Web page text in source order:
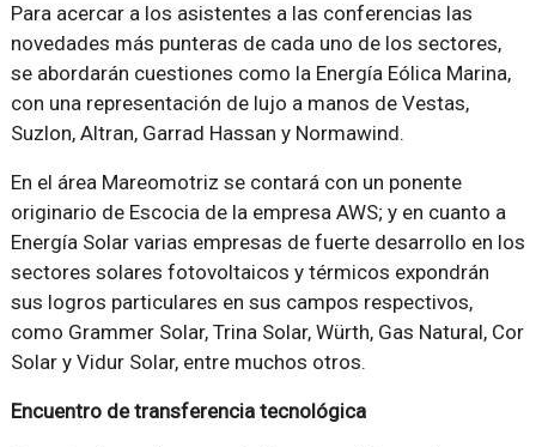
Para acercar a los asistentes a las conferencias las
novedades más punteras de cada uno de los sectores,
se abordarán cuestiones como la Energía Eólica Marina,
con una representación de lujo a manos de Vestas,
Suzlon, Altran, Garrad Hassan y Normawind.
En el área Mareomotriz se contará con un ponente
originario de Escocia de la empresa AWS; y en cuanto a
Energía Solar varias empresas de fuerte desarrollo en los
sectores solares fotovoltaicos y térmicos expondrán
sus logros particulares en sus campos respectivos,
como Grammer Solar, Trina Solar, Würth, Gas Natural, Cor
Solar y Vidur Solar, entre muchos otros.
Encuentro de transferencia tecnológica